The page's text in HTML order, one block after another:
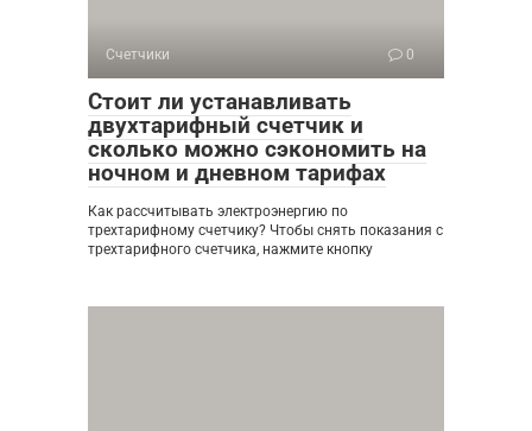
Счетчики 0
Стоит ли устанавливать
двухтарифный счетчик и
сколько можно сэкономить на
ночном и дневном тарифах
Как рассчитывать электроэнергию по
трехтарифному счетчику? Чтобы снять показания с
трехтарифного счетчика, нажмите кнопку